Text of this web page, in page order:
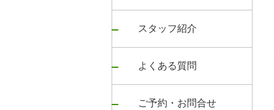
スタッフ紹介
よくある質問
ご予約・お問合せ